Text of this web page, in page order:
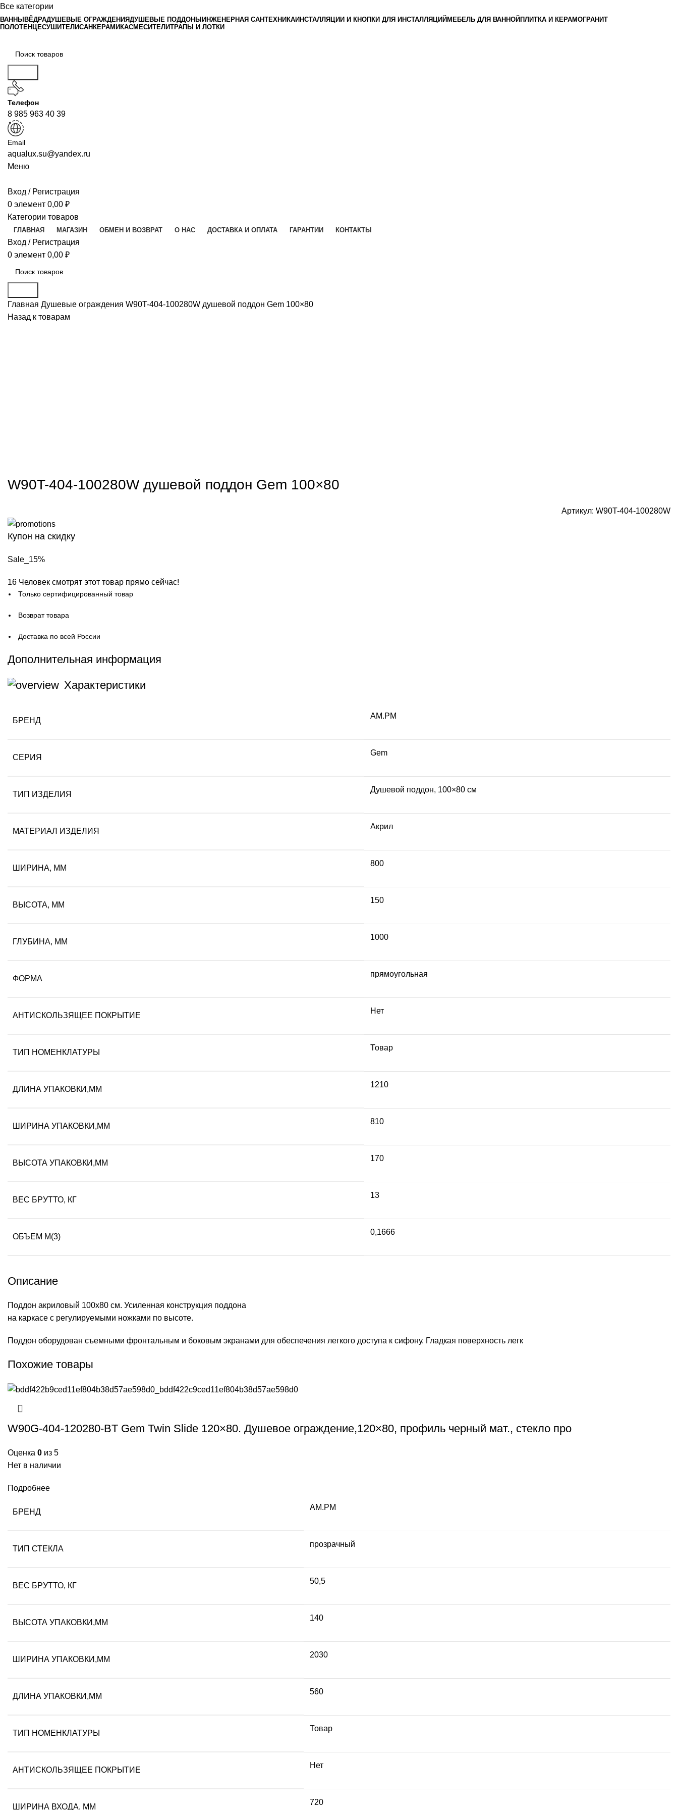
Все категории
ВАННЫ ВЁДРАДУШЕВЫЕ ОГРАЖДЕНИЯДУШЕВЫЕ ПОДДОНЫ ИНЖЕНЕРНАЯ САНТЕХНИКАИНСТАЛЛЯЦИИ И КНОПКИ ДЛЯ ИНСТАЛЛЯЦИЙ МЕБЕЛЬ ДЛЯ ВАННОЙ ПЛИТКА И КЕРАМОГРАНИТ
ПОЛОТЕНЦЕСУШИТЕЛИСАНКЕРАМИКАСМЕСИТЕЛИТРАПЫ И ЛОТКИ
Телефон
8 985 963 40 39
Email
aqualux.su@yandex.ru
Меню
Вход / Регистрация
0 элемент 0,00 ₽
Категории товаров
ГЛАВНАЯ МАГАЗИН ОБМЕН И ВОЗВРАТ О НАС ДОСТАВКА И ОПЛАТА ГАРАНТИИ КОНТАКТЫ
Вход / Регистрация
0 элемент 0,00 ₽
Главная Душевые ограждения W90T-404-100280W душевой поддон Gem 100×80
Назад к товарам
W90T-404-100280W душевой поддон Gem 100×80
Артикул: W90T-404-100280W
Купон на скидку
Sale_15%
16 Человек смотрят этот товар прямо сейчас!
Только сертифицированный товар
Возврат товара
Доставка по всей России
Дополнительная информация
Характеристики
БРЕНД
AM.PM
СЕРИЯ
Gem
ТИП ИЗДЕЛИЯ
Душевой поддон, 100×80 см
МАТЕРИАЛ ИЗДЕЛИЯ
Акрил
ШИРИНА, ММ
800
ВЫСОТА, ММ
150
ГЛУБИНА, ММ
1000
ФОРМА
прямоугольная
АНТИСКОЛЬЗЯЩЕЕ ПОКРЫТИЕ
Нет
ТИП НОМЕНКЛАТУРЫ
Товар
ДЛИНА УПАКОВКИ,ММ
1210
ШИРИНА УПАКОВКИ,ММ
810
ВЫСОТА УПАКОВКИ,ММ
170
ВЕС БРУТТО, КГ
13
ОБЪЕМ М(3)
0,1666
Описание
Поддон акриловый 100х80 см. Усиленная конструкция поддона
на каркасе с регулируемыми ножками по высоте.
Поддон оборудован съемными фронтальным и боковым экранами для обеспечения легкого доступа к сифону. Гладкая поверхность легк
Похожие товары
W90G-404-120280-BT Gem Twin Slide 120×80. Душевое ограждение,120×80, профиль черный мат., стекло про
Оценка 0 из 5
Нет в наличии
Подробнее
БРЕНД
AM.PM
ТИП СТЕКЛА
прозрачный
ВЕС БРУТТО, КГ
50,5
ВЫСОТА УПАКОВКИ,ММ
140
ШИРИНА УПАКОВКИ,ММ
2030
ДЛИНА УПАКОВКИ,ММ
560
ТИП НОМЕНКЛАТУРЫ
Товар
АНТИСКОЛЬЗЯЩЕЕ ПОКРЫТИЕ
Нет
ШИРИНА ВХОДА, ММ
720